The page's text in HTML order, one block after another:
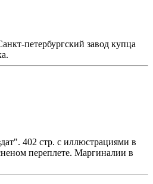
петербургский завод купца
402 стр. с иллюстрациями в
переплете. Маргиналии в